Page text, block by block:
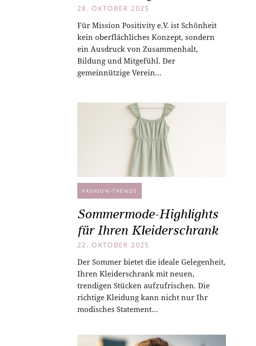
28. OKTOBER 2025
Für Mission Positivity e.V. ist Schönheit
kein oberflächliches Konzept, sondern
ein Ausdruck von Zusammenhalt,
Bildung und Mitgefühl. Der
gemeinnützige Verein…
FASHION-TRENDS
Sommermode-Highlights
für Ihren Kleiderschrank
22. OKTOBER 2025
Der Sommer bietet die ideale Gelegenheit,
Ihren Kleiderschrank mit neuen,
trendigen Stücken aufzufrischen. Die
richtige Kleidung kann nicht nur Ihr
modisches Statement…